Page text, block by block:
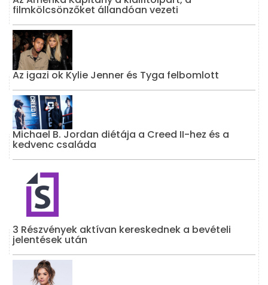
filmkölcsönzőket állandóan vezeti
Az igazi ok Kylie Jenner és Tyga felbomlott
Michael B. Jordan diétája a Creed II-hez és a
kedvenc családa
3 Részvények aktívan kereskednek a bevételi
jelentések után